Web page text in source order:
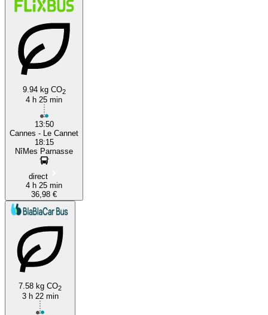
9.94 kg CO2
4 h 25 min
13:50
Cannes - Le Cannet
18:15
NîMes Parnasse
direct
4 h 25 min
36,98 €
7.58 kg CO2
3 h 22 min